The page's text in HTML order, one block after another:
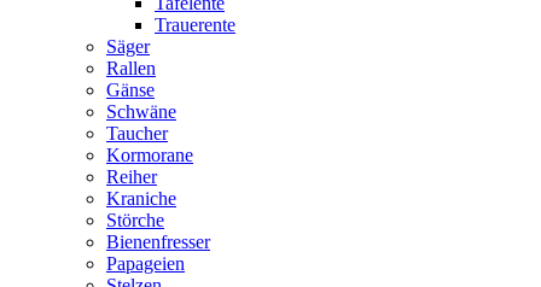
Trauerente
Säger
Rallen
Gänse
Schwäne
Taucher
Kormorane
Reiher
Kraniche
Störche
Bienenfresser
Papageien